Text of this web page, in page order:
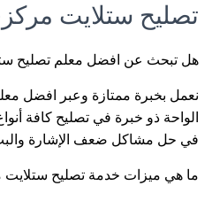
تصليح ستلايت
هل تبحث عن افضل معلم تصليح
نعمل بخبرة ممتازة وعبر افضل
الواحة ذو خبرة في تصليح كافة
في حل مشاكل ضعف الإشارة
ما هي ميزات خدمة تصليح ستلايت